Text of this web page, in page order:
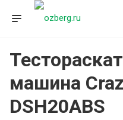
машина
DSH20ABS